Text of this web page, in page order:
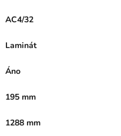
AC4/32
Laminát
Áno
195 mm
1288 mm